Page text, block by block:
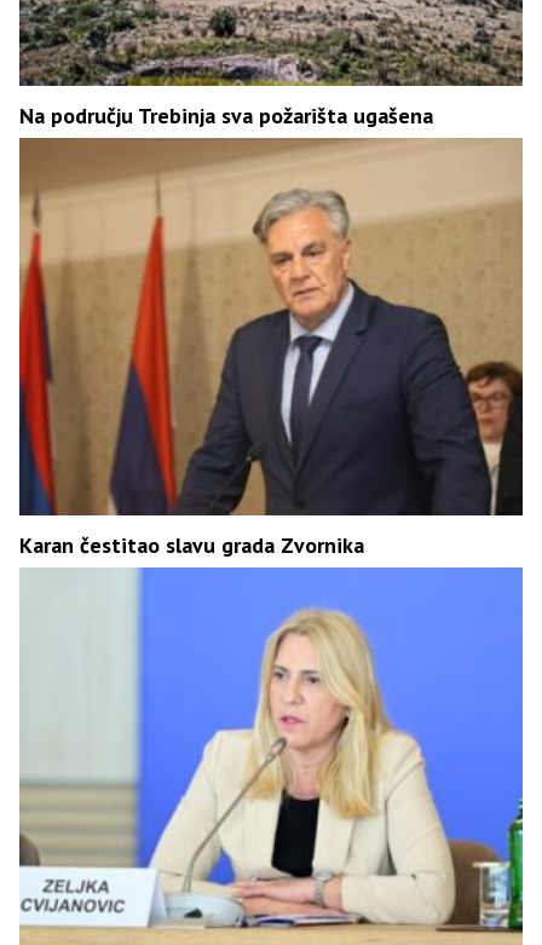
Na području Trebinja sva požarišta ugašena
Karan čestitao slavu grada Zvornika